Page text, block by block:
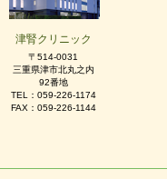
津腎クリニック
〒514-0031
三重県津市北丸之内
92番地
TEL：059-226-1174
FAX：059-226-1144